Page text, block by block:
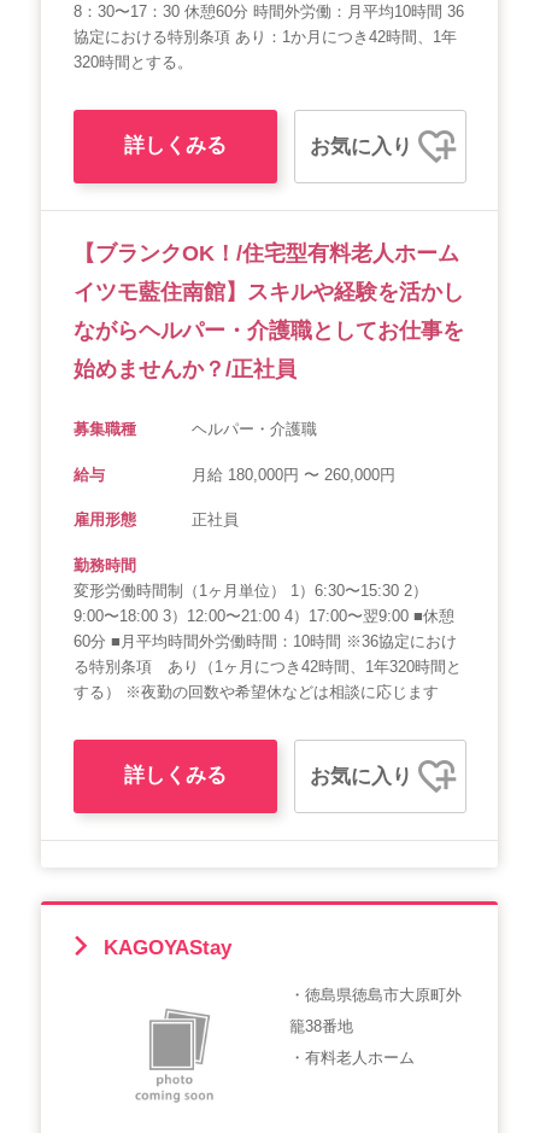
8：30〜17：30 休憩60分 時間外労働：月平均10時間 36
協定における特別条項 あり：1か月につき42時間、1年
320時間とする。
詳しくみる お気に入り
【ブランクOK！/住宅型有料老人ホーム
イツモ藍住南館】スキルや経験を活かし
ながらヘルパー・介護職としてお仕事を
始めませんか？/正社員
募集職種 ヘルパー・介護職
給与 月給 180,000円 〜 260,000円
雇用形態 正社員
勤務時間
変形労働時間制（1ヶ月単位） 1）6:30〜15:30 2）
9:00〜18:00 3）12:00〜21:00 4）17:00〜翌9:00 ■休憩
60分 ■月平均時間外労働時間：10時間 ※36協定におけ
る特別条項 あり（1ヶ月につき42時間、1年320時間と
する） ※夜勤の回数や希望休などは相談に応じます
詳しくみる お気に入り
KAGOYAStay
・徳島県徳島市大原町外
籠38番地
・有料老人ホーム